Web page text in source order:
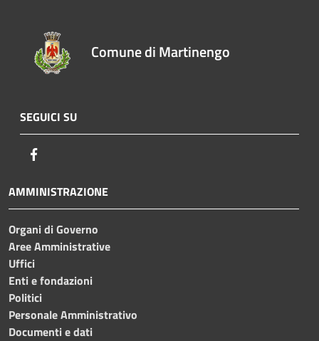
Comune di Martinengo
SEGUICI SU
AMMINISTRAZIONE
Organi di Governo
Aree Amministrative
Uffici
Enti e fondazioni
Politici
Personale Amministrativo
Documenti e dati